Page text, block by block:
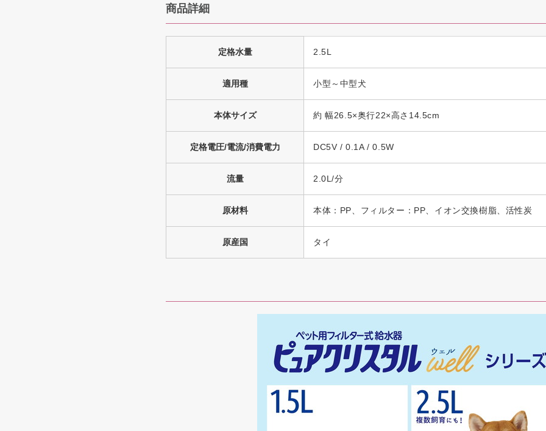
商品詳細
定格水量 2.5L
適用種 小型～中型犬
本体サイズ 約 幅26.5×奥行22×高さ14.5cm
定格電圧/電流/消費電力 DC5V / 0.1A / 0.5W
流量 2.0L/分
原材料 本体：PP、フィルター：PP、イオン交換樹脂、活性炭
原産国 タイ